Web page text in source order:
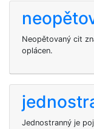
Neopětovaný cit
oplácen.
Jednostranný je